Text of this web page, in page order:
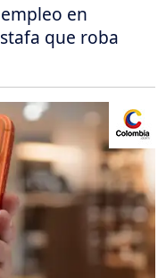
en
que roba